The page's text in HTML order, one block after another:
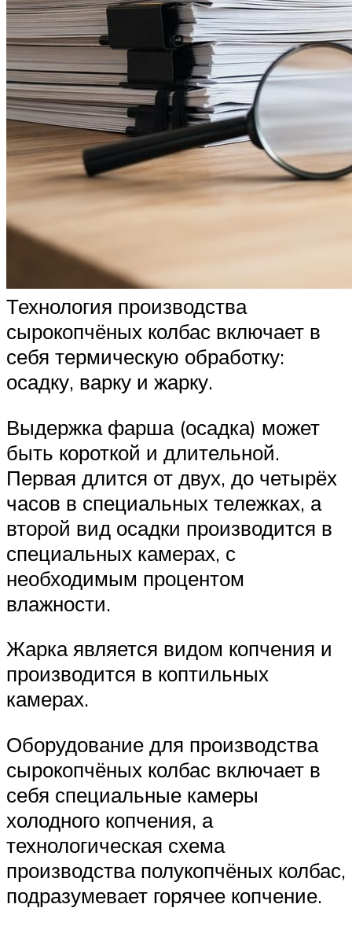
Технология производства
сырокопчёных колбас включает в
себя термическую обработку:
осадку, варку и жарку.
Выдержка фарша (осадка) может
быть короткой и длительной.
Первая длится от двух, до четырёх
часов в специальных тележках, а
второй вид осадки производится в
специальных камерах, с
необходимым процентом
влажности.
Жарка является видом копчения и
производится в коптильных
камерах.
Оборудование для производства
сырокопчёных колбас включает в
себя специальные камеры
холодного копчения, а
технологическая схема
производства полукопчёных колбас,
подразумевает горячее копчение.